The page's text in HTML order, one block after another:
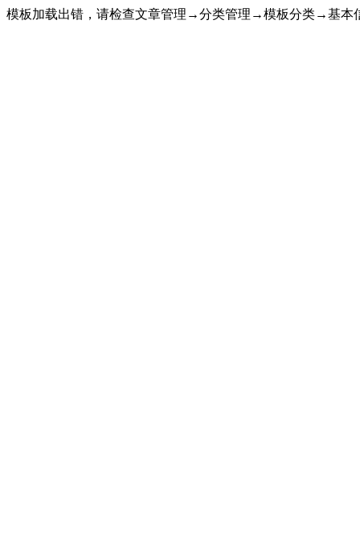
模板加载出错，请检查文章管理→分类管理→模板分类→基本